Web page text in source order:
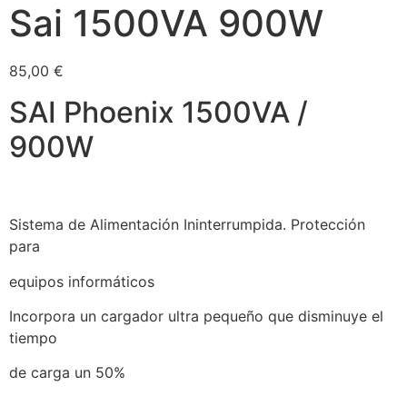
Sai 1500VA 900W
85,00 €
SAI Phoenix 1500VA /
900W
Sistema de Alimentación Ininterrumpida. Protección
para
equipos informáticos
Incorpora un cargador ultra pequeño que disminuye el
tiempo
de carga un 50%